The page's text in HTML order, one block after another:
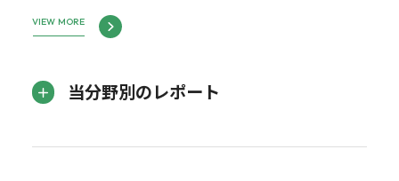
VIEW MORE
当分野別のレポート